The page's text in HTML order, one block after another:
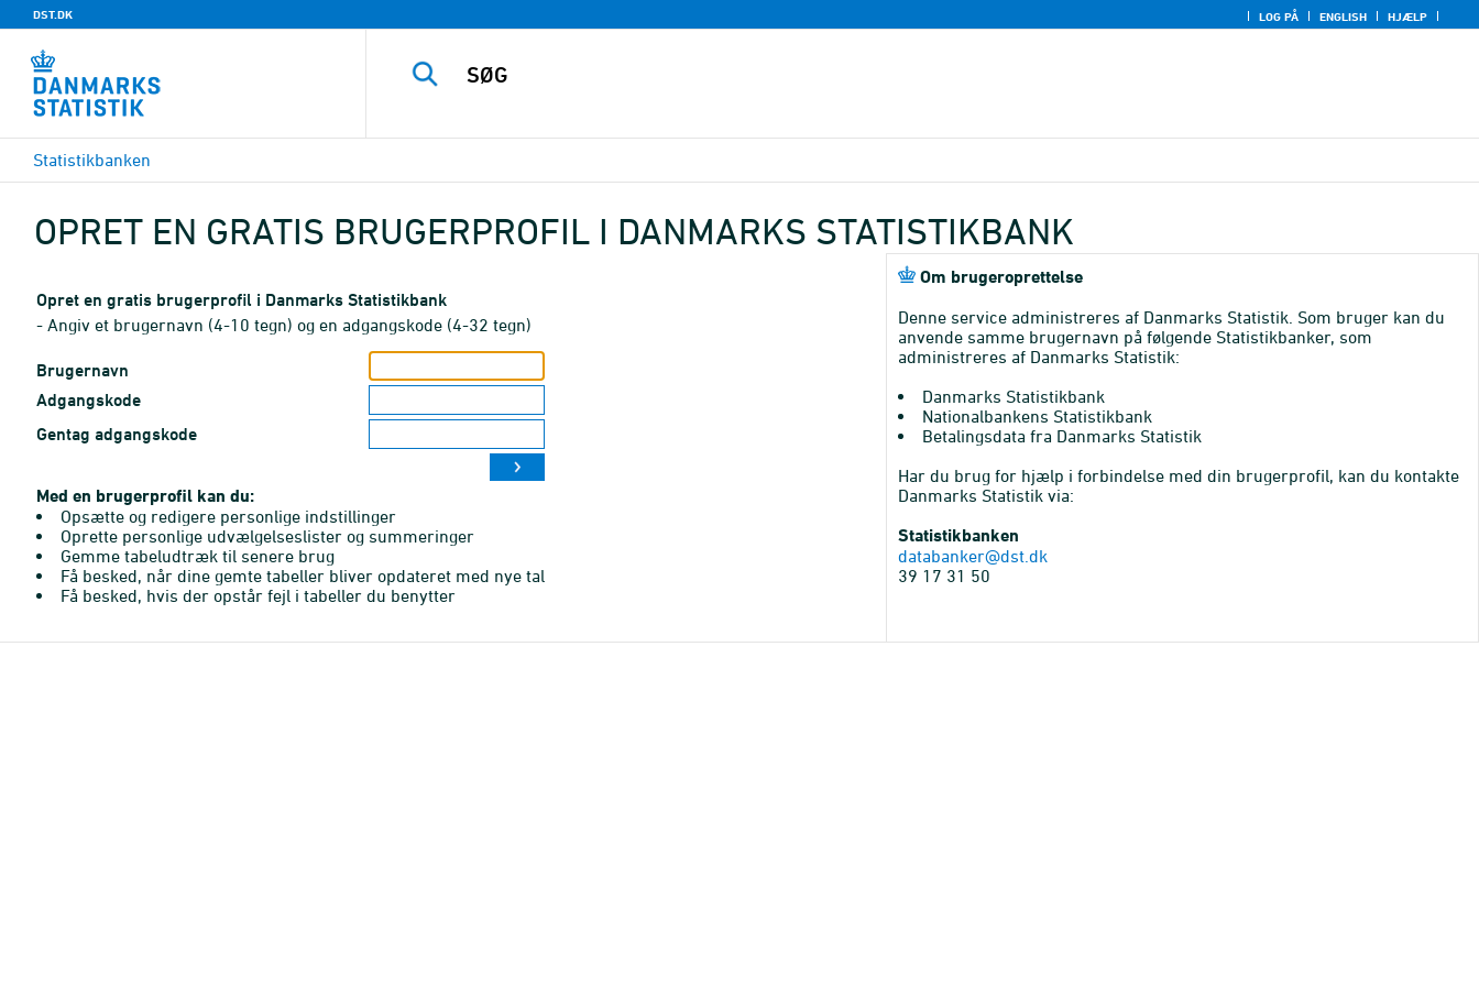
DST.DK LOG PÅ ENGLISH HJÆLP
Statistikbanken
OPRET EN GRATIS BRUGERPROFIL I DANMARKS STATISTIKBANK
Opret en gratis brugerprofil i Danmarks Statistikbank
- Angiv et brugernavn (4-10 tegn) og en adgangskode (4-32 tegn)
Brugernavn
Adgangskode
Gentag adgangskode
Med en brugerprofil kan du:
Opsætte og redigere personlige indstillinger
Oprette personlige udvælgelseslister og summeringer
Gemme tabeludtræk til senere brug
Få besked, når dine gemte tabeller bliver opdateret med nye tal
Få besked, hvis der opstår fejl i tabeller du benytter
Om brugeroprettelse
Denne service administreres af Danmarks Statistik. Som bruger kan du
anvende samme brugernavn på følgende Statistikbanker, som
administreres af Danmarks Statistik:
Danmarks Statistikbank
Nationalbankens Statistikbank
Betalingsdata fra Danmarks Statistik
Har du brug for hjælp i forbindelse med din brugerprofil, kan du kontakte
Danmarks Statistik via:
Statistikbanken
databanker@dst.dk
39 17 31 50